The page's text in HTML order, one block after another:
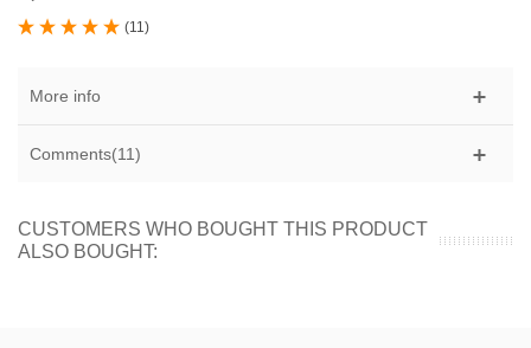
(11 )
More info
Comments(11)
CUSTOMERS WHO BOUGHT THIS PRODUCT
ALSO BOUGHT: